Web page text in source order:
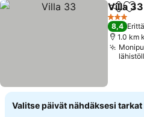
Jaa
Villa 33
3
8,4
1.0 km
Valitse päivät nähdäksesi